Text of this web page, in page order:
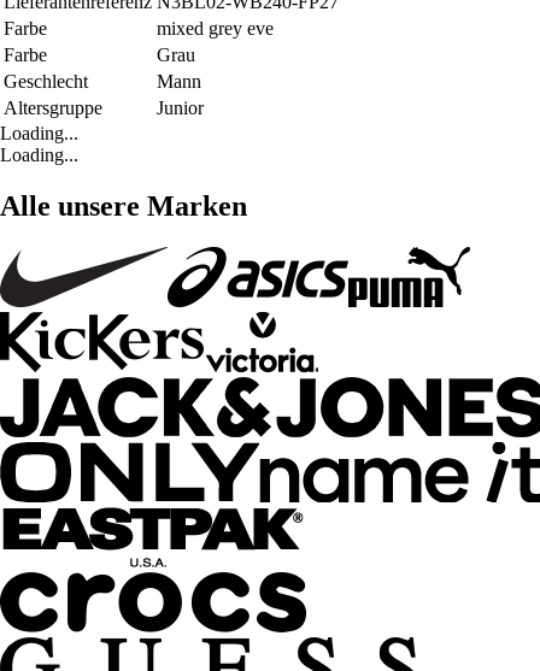
Farbe
mixed grey eve
Farbe
Grau
Geschlecht
Mann
Altersgruppe
Junior
Loading...
Loading...
Alle unsere Marken